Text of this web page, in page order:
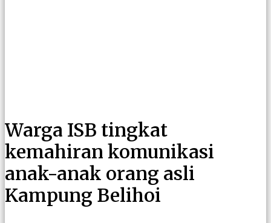
Warga ISB tingkat
kemahiran komunikasi
anak-anak orang asli
Kampung Belihoi